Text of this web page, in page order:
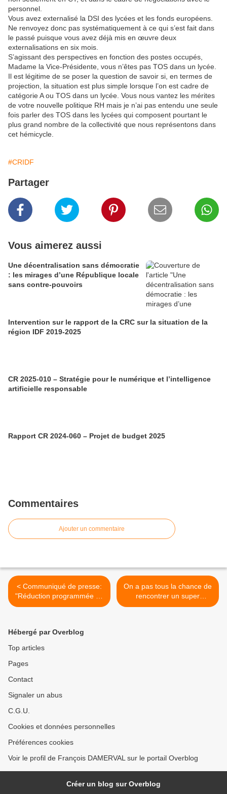
personnel.
Vous avez externalisé la DSI des lycées et les fonds européens.
Ne renvoyez donc pas systématiquement à ce qui s’est fait dans
le passé puisque vous avez déjà mis en œuvre deux
externalisations en six mois.
S’agissant des perspectives en fonction des postes occupés,
Madame la Vice-Présidente, vous n’êtes pas TOS dans un lycée.
Il est légitime de se poser la question de savoir si, en termes de
projection, la situation est plus simple lorsque l’on est cadre de
catégorie A ou TOS dans un lycée. Vous nous vantez les mérites
de votre nouvelle politique RH mais je n’ai pas entendu une seule
fois parler des TOS dans les lycées qui composent pourtant le
plus grand nombre de la collectivité que nous représentons dans
cet hémicycle.
#CRIDF
Partager
Vous aimerez aussi
Une décentralisation sans démocratie
: les mirages d’une République locale
sans contre-pouvoirs
Intervention sur le rapport de la CRC sur la situation de la
région IDF 2019-2025
CR 2025-010 – Stratégie pour le numérique et l’intelligence
artificielle responsable
Rapport CR 2024-060 – Projet de budget 2025
Commentaires
Ajouter un commentaire
< Communiqué de presse:
"Réduction programmée du
service public régional"
On a pas tous la chance de
rencontrer un super
Héros!!! >
Hébergé par Overblog
Top articles
Pages
Contact
Signaler un abus
C.G.U.
Cookies et données personnelles
Préférences cookies
Voir le profil de François DAMERVAL sur le portail Overblog
Créer un blog sur Overblog